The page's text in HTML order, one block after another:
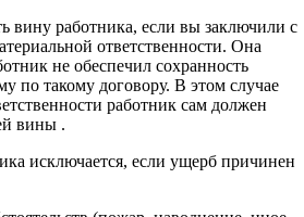
вину работника, если вы заключили с
ответственности. Она
не обеспечил сохранность
по такому договору. В этом случае
работник сам должен
вины .
исключается, если ущерб причинен